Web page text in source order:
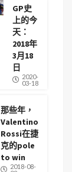
GP史
上的今
天：
2018年
3月18
日
2020-
03-18
那些年，
Valentino
Rossi在捷
克的pole
to win
2018-08-